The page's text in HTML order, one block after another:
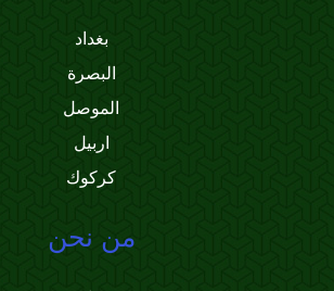
بغداد
البصرة
الموصل
اربيل
كركوك
من نحن